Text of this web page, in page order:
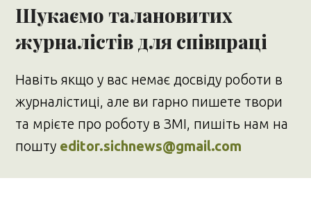
Шукаємо талановитих
журналістів для співпраці
Навіть якщо у вас немає досвіду роботи в
журналістиці, але ви гарно пишете твори
та мрієте про роботу в ЗМІ, пишіть нам на
пошту editor.sichnews@gmail.com